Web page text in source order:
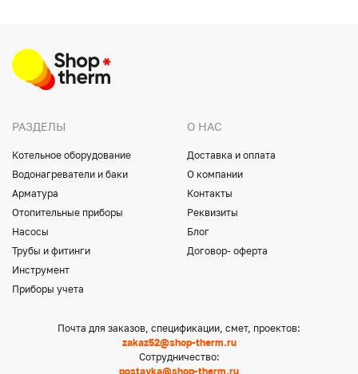
РАЗДЕЛЫ
Котельное оборудование
Водонагреватели и баки
Арматура
Отопительные приборы
Насосы
Трубы и фитинги
Инструмент
Приборы учета
О НАС
Доставка и оплата
О компании
Контакты
Реквизиты
Блог
Договор- оферта
Почта для заказов, спецификации, смет, проектов:
zakaz52@shop-therm.ru
Сотрудничество:
postavka@shop-therm.ru